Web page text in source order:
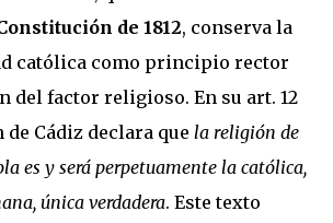
de 1812, conserva la
católica como principio rector
del factor religioso. En su art. 12
Cádiz declara que la religión de
es y será perpetuamente la católica,
única verdadera. Este texto